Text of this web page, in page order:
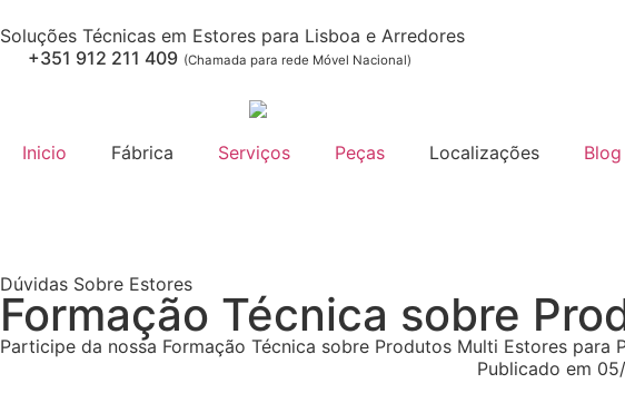
Soluções Técnicas em Estores para Lisboa e Arredores
+351 912 211 409 (Chamada para rede Móvel Nacional)
Inicio Fábrica Serviços Peças Localizações Blog
Dúvidas Sobre Estores
Formação Técnica sobre
Participe da nossa Formação Técnica sobre Produtos Multi Estores
Publicado em